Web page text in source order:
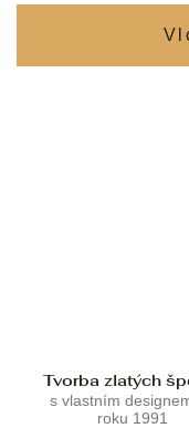
Tvorba zlatých
s vlastním
roku 1991